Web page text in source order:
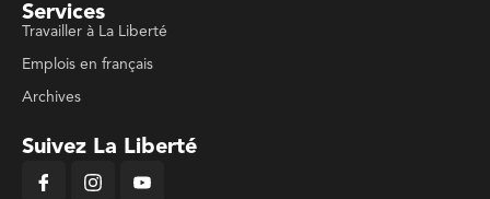
Services
Travailler à La Liberté
Emplois en français
Archives
Suivez La Liberté